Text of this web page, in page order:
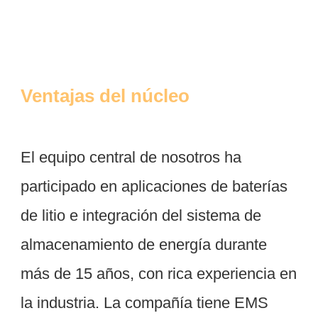
El equipo central de nosotros ha
participado en aplicaciones de baterías
de litio e integración del sistema de
almacenamiento de energía durante
más de 15 años, con rica experiencia en
la industria. La compañía tiene EMS